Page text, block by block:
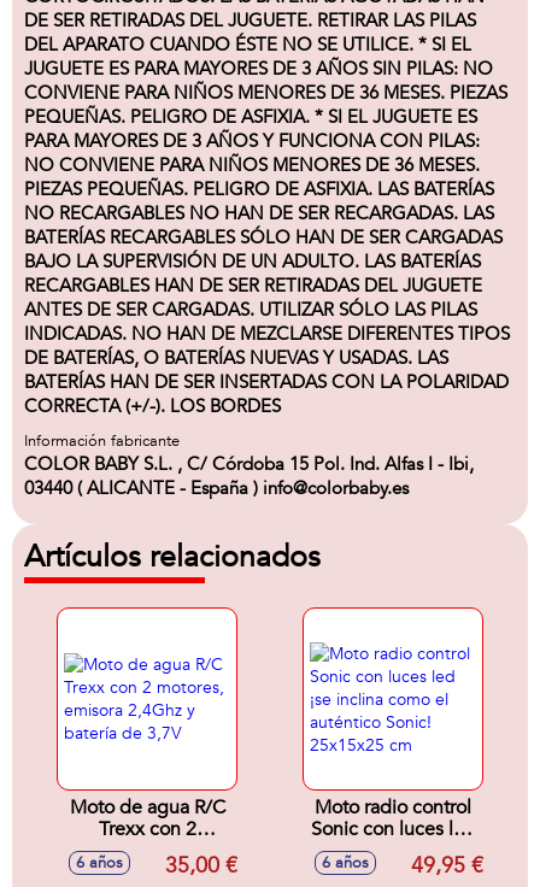
DE SER RETIRADAS DEL JUGUETE. RETIRAR LAS PILAS
DEL APARATO CUANDO ÉSTE NO SE UTILICE. * SI EL
JUGUETE ES PARA MAYORES DE 3 AÑOS SIN PILAS: NO
CONVIENE PARA NIÑOS MENORES DE 36 MESES. PIEZAS
PEQUEÑAS. PELIGRO DE ASFIXIA. * SI EL JUGUETE ES
PARA MAYORES DE 3 AÑOS Y FUNCIONA CON PILAS:
NO CONVIENE PARA NIÑOS MENORES DE 36 MESES.
PIEZAS PEQUEÑAS. PELIGRO DE ASFIXIA. LAS BATERÍAS
NO RECARGABLES NO HAN DE SER RECARGADAS. LAS
BATERÍAS RECARGABLES SÓLO HAN DE SER CARGADAS
BAJO LA SUPERVISIÓN DE UN ADULTO. LAS BATERÍAS
RECARGABLES HAN DE SER RETIRADAS DEL JUGUETE
ANTES DE SER CARGADAS. UTILIZAR SÓLO LAS PILAS
INDICADAS. NO HAN DE MEZCLARSE DIFERENTES TIPOS
DE BATERÍAS, O BATERÍAS NUEVAS Y USADAS. LAS
BATERÍAS HAN DE SER INSERTADAS CON LA POLARIDAD
CORRECTA (+/-). LOS BORDES
Información fabricante
COLOR BABY S.L. , C/ Córdoba 15 Pol. Ind. Alfas I - Ibi,
03440 ( ALICANTE - España ) info@colorbaby.es
Artículos relacionados
Moto de agua R/C
Trexx con 2
motores, emisora
2,4Ghz y batería de
6 años 35,00 €
Moto radio control
Sonic con luces led
¡se inclina como el
auténtico Sonic!
6 años 49,95 €